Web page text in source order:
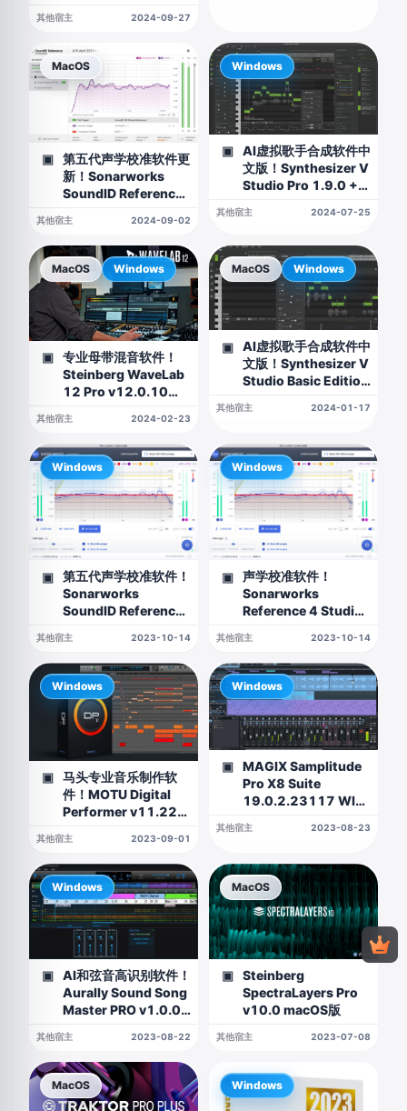
17.1.2升级包）
其他宿主 2024-09-27
▣
第五代声学校准软件更
新！Sonarworks
SoundID Reference
含虚拟监控插件）
其他宿主 2024-09-02
MacOS
▣
AI虚拟歌手合成软件中
文版！Synthesizer V
Studio Pro 1.9.0 +
其他宿主 2024-07-25
Windows
▣
专业母带混音软件！
Steinberg WaveLab
12 Pro v12.0.10
R2R&V.R&U2B）
其他宿主 2024-02-23
MacOS Windows
▣
AI虚拟歌手合成软件中
文版！Synthesizer V
Studio Basic Edition
WIN&MAC(公测基础
库)
其他宿主 2024-01-17
MacOS Windows
▣
第五代声学校准软件！
Sonarworks
SoundID Reference
其他宿主 2023-10-14
Windows
▣
声学校准软件！
Sonarworks
Reference 4 Studio
版
其他宿主 2023-10-14
Windows
▣
马头专业音乐制作软
件！MOTU Digital
Performer v11.22
其他宿主 2023-09-01
Windows
▣
MAGIX Samplitude
Pro X8 Suite
19.0.2.23117 WIN
其他宿主 2023-08-23
Windows
▣
AI和弦音高识别软件！
Aurally Sound Song
Master PRO v1.0.0
其他宿主 2023-08-22
Windows
▣
Steinberg
SpectraLayers Pro
v10.0 macOS版
其他宿主 2023-07-08
MacOS
MacOS Windows